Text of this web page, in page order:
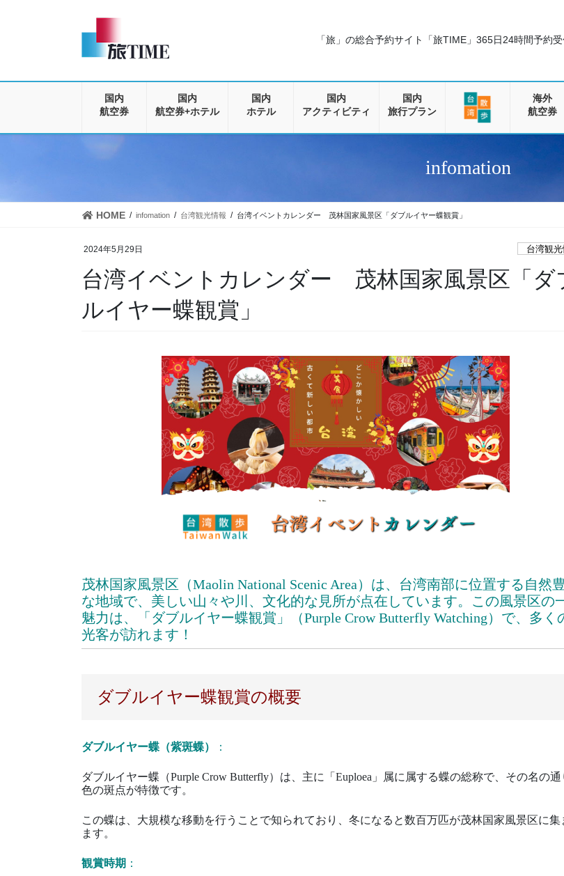
に
ョ
動
「旅」の総合予約サイト「旅TIME」 365日24時間予約受
国内
航空券
国内
航空券+ホテル
国内
ホテル
国内
アクティビティ
国内
旅行プラン
海外
航空券
infomation
HOME infomation 台湾観光情報 台湾イベントカレンダー 茂林国家風景区「ダブルイヤー蝶観賞」
2024年5月29日 台湾観
台湾イベントカレンダー 茂林国家風景区「ダ
ルイヤー蝶観賞」
茂林国家風景区（Maolin National Scenic Area）は、台湾南部に位置する自然
な地域で、美しい山々や川、文化的な見所が点在しています。この風景区の
魅力は、「ダブルイヤー蝶観賞」（Purple Crow Butterfly Watching）で、多く
光客が訪れます！
ダブルイヤー蝶観賞の概要
ダブルイヤー蝶（紫斑蝶） ：
ダブルイヤー蝶（Purple Crow Butterfly）は、主に「Euploea」属に属する蝶の総称で、その名の通
色の斑点が特徴です。
この蝶は、大規模な移動を行うことで知られており、冬になると数百万匹が茂林国家風景区に集
ます。
観賞時期 ：